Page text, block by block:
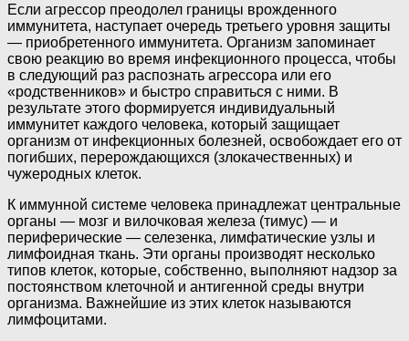
Если агрессор преодолел границы врожденного
иммунитета, наступает очередь третьего уровня защиты
— приобретенного иммунитета. Организм запоминает
свою реакцию во время инфекционного процесса, чтобы
в следующий раз распознать агрессора или его
«родственников» и быстро справиться с ними. В
результате этого формируется индивидуальный
иммунитет каждого человека, который защищает
организм от инфекционных болезней, освобождает его от
погибших, перерождающихся (злокачественных) и
чужеродных клеток.
К иммунной системе человека принадлежат центральные
органы — мозг и вилочковая железа (тимус) — и
периферические — селезенка, лимфатические узлы и
лимфоидная ткань. Эти органы производят несколько
типов клеток, которые, собственно, выполняют надзор за
постоянством клеточной и антигенной среды внутри
организма. Важнейшие из этих клеток называются
лимфоцитами.